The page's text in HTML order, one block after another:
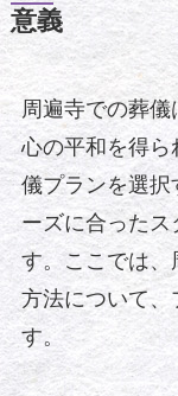
意義
周遍寺での葬
心の平和を得
儀プランを選択
ーズに合った
す。ここでは、
方法について、
す。